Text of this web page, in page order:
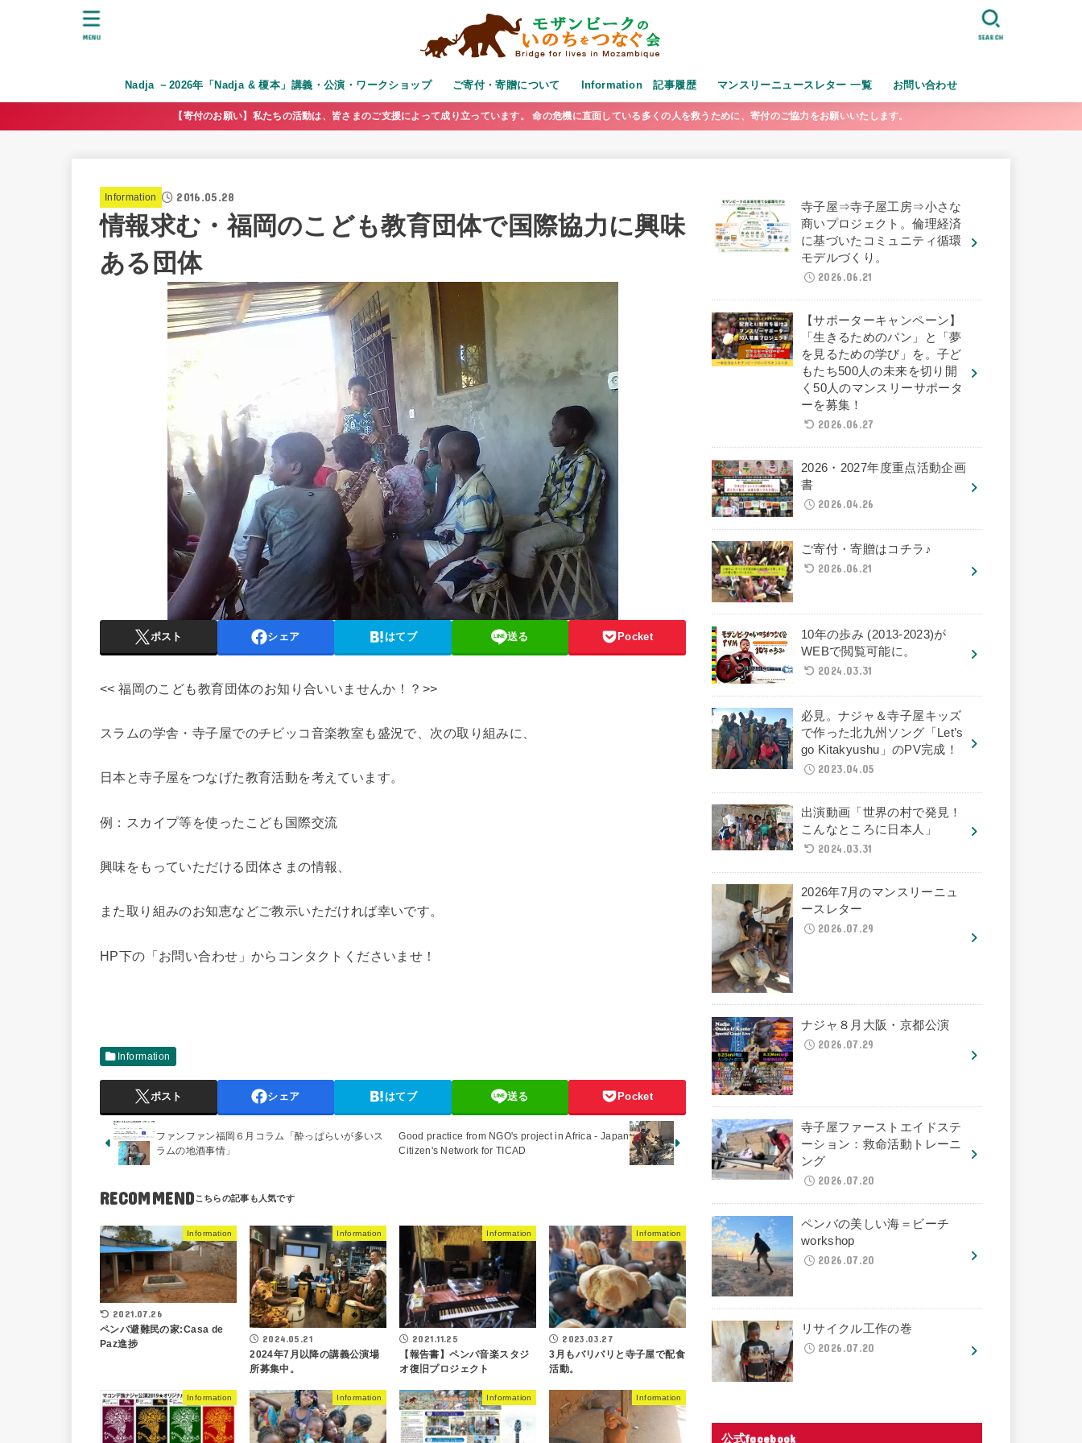
Nadja －2026年「Nadja & 榎本」講義・公演・ワークショップ ご寄付・寄贈について Information 記事履歴 マンスリーニュースレター 一覧 お問い合わせ
SEARCH
MENU
【寄付のお願い】私たちの活動は、皆さまのご支援によって成り立っています。 命の危機に直面している多くの人を救うために、寄付のご協力をお願いいたします。
Information 2016.05.28
情報求む・福岡のこども教育団体で国際協力に興味
ある団体
ポスト シェア はてブ 送る Pocket
<< 福岡のこども教育団体のお知り合いいませんか！？>>
スラムの学舎・寺子屋でのチビッコ音楽教室も盛況で、次の取り組みに、
日本と寺子屋をつなげた教育活動を考えています。
例：スカイプ等を使ったこども国際交流
興味をもっていただける団体さまの情報、
また取り組みのお知恵などご教示いただければ幸いです。
HP下の「お問い合わせ」からコンタクトくださいませ！
Information
ポスト シェア はてブ 送る Pocket
ファンファン福岡６月コラム「酔っぱらいが多いス
ラムの地酒事情」
Good practice from NGO's project in Africa - Japan
Citizen's Network for TICAD
RECOMMEND
Information
2021.07.26
ペンバ避難民の家:Casa de
Paz進捗
Information
2024.05.21
2024年7月以降の講義公演場
所募集中。
Information
2021.11.25
【報告書】ペンバ音楽スタジ
オ復旧プロジェクト
Information
2023.03.27
3月もバリバリと寺子屋で配食
活動。
Information Information Information Information
寺子屋⇒寺子屋工房⇒小さな
商いプロジェクト。倫理経済
に基づいたコミュニティ循環
モデルづくり。
2026.06.21
【サポーターキャンペーン】
「生きるためのパン」と「夢
を見るための学び」を。子ど
もたち500人の未来を切り開
く50人のマンスリーサポータ
ーを募集！
2026.06.27
2026・2027年度重点活動企画
書
2026.04.26
ご寄付・寄贈はコチラ♪
2026.06.21
10年の歩み (2013-2023)が
WEBで閲覧可能に。
2024.03.31
必見。ナジャ＆寺子屋キッズ
で作った北九州ソング「Let’s
go Kitakyushu」のPV完成！
2023.04.05
出演動画「世界の村で発見！
こんなところに日本人」
2024.03.31
2026年7月のマンスリーニュ
ースレター
2026.07.29
ナジャ８月大阪・京都公演
2026.07.29
寺子屋ファーストエイドステ
ーション：救命活動トレーニ
ング
2026.07.20
ペンバの美しい海＝ビーチ
workshop
2026.07.20
リサイクル工作の巻
2026.07.20
公式facebook